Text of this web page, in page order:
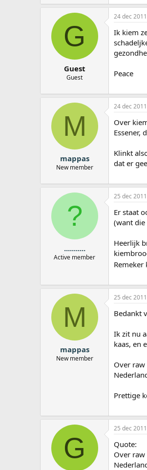
G
Guest
Guest
24 dec 2011
Ik kiem
Peace
M
mappas
New member
24 dec 2011
Over
Essener,
Klinkt
dat er
?
...........
Active member
25 dec 2011
Er staat
(want
Heerlijk
Remeker
M
mappas
New member
25 dec 2011
Bedankt
Ik zit nu
kaas, en
Over
Prettige
G
25 dec 2011
Quote:
Over